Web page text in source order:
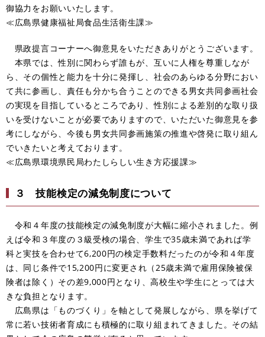
御協力をお願いいたします。
≪広島県健康福祉局食品生活衛生課≫
県政提言コーナーへ御意見をいただきありがとうございます。
本県では、性別に関わらず誰もが、互いに人権を尊重しなが
ら、その個性と能力を十分に発揮し、社会のあらゆる分野におい
て共に参画し、責任も分かち合うことのできる男女共同参画社会
の実現を目指しているところであり、性別による差別的な取り扱
いを受けないことが必要でありますので、いただいた御意見を参
考にしながら、今後も男女共同参画施策の推進や啓発に取り組ん
でいきたいと考えております。
≪広島県環境県民局わたしらしい生き方応援課≫
３ 技能検定の減免制度について
令和４年度の技能検定の減免制度が大幅に縮小されました。例
えば令和３年度の３級受検の場合、学生で35歳未満であれば学
科と実技を合わせて6,200円の検定手数料だったのが令和４年度
は、同じ条件で15,200円に変更され（25歳未満で雇用保険被保
険者は除く）その差9,000円となり、高校生や学生にとっては大
きな負担となります。
広島県は「ものづくり」を軸として発展しながら、県を挙げて
常に若い技術者育成にも積極的に取り組まれてきました。その結